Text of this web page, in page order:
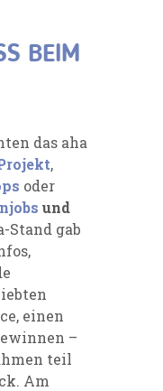
BEIM
das aha
,
oder
und
Stand gab
einen
–
teil
Am